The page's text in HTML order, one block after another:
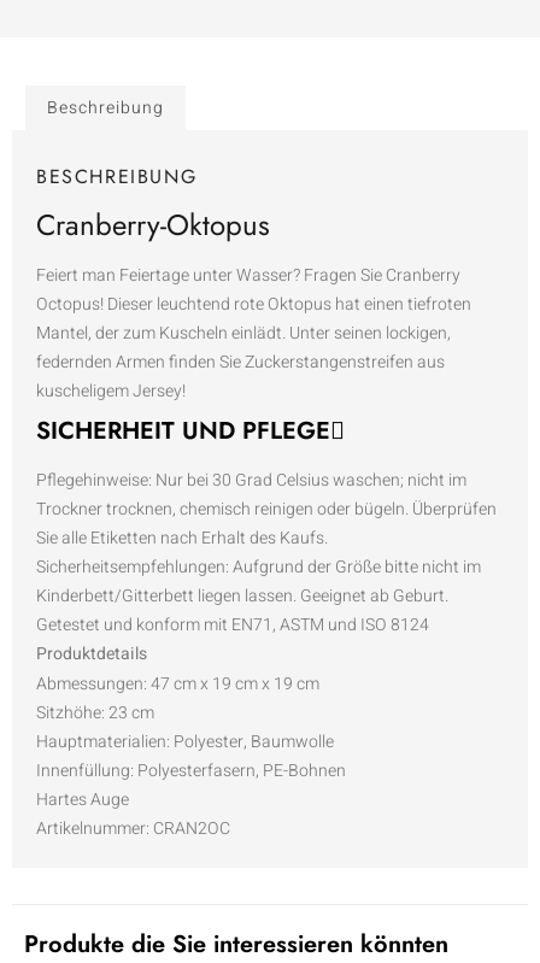
Beschreibung
BESCHREIBUNG
Cranberry-Oktopus
Feiert man Feiertage unter Wasser? Fragen Sie Cranberry
Octopus! Dieser leuchtend rote Oktopus hat einen tiefroten
Mantel, der zum Kuscheln einlädt. Unter seinen lockigen,
federnden Armen finden Sie Zuckerstangenstreifen aus
kuscheligem Jersey!
SICHERHEIT UND PFLEGE
Pflegehinweise: Nur bei 30 Grad Celsius waschen; nicht im
Trockner trocknen, chemisch reinigen oder bügeln. Überprüfen
Sie alle Etiketten nach Erhalt des Kaufs.
Sicherheitsempfehlungen: Aufgrund der Größe bitte nicht im
Kinderbett/Gitterbett liegen lassen. Geeignet ab Geburt.
Getestet und konform mit EN71, ASTM und ISO 8124
Produktdetails
Abmessungen: 47 cm x 19 cm x 19 cm
Sitzhöhe: 23 cm
Hauptmaterialien: Polyester, Baumwolle
Innenfüllung: Polyesterfasern, PE-Bohnen
Hartes Auge
Artikelnummer: CRAN2OC
Produkte die Sie interessieren könnten